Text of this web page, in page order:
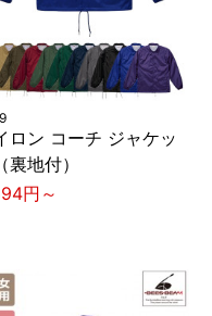
ロン コーチ ジャケッ
裏地付）
円～